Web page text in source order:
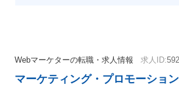
Webマーケターの転職・求人情報 求人ID:
マーケティング・プロモーショ